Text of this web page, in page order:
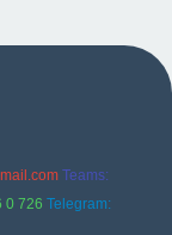
Teams:
0 726 Telegram: